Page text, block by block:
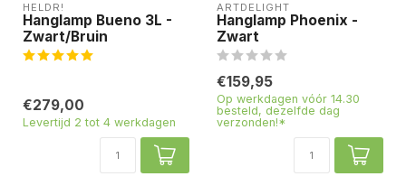
HELDR!
Hanglamp Bueno 3L -
Zwart/Bruin
€279,00
Levertijd 2 tot 4 werkdagen
ARTDELIGHT
Hanglamp Phoenix -
Zwart
€159,95
Op werkdagen vóór 14.30
besteld, dezelfde dag
verzonden!*